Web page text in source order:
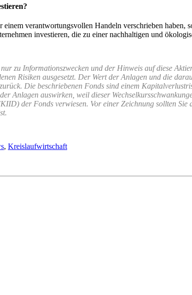
einem verantwortungsvollen Handeln verschrieben
investieren, die zu einer nachhaltigen und
zu Informationszwecken und der Hinweis auf diese
Risiken ausgesetzt. Der Wert der Anlagen und die
Die beschriebenen Fonds sind einem
Anlagen auswirken, weil dieser
der Fonds verwiesen. Vor einer Zeichnung sollten Sie
, Kreislaufwirtschaft